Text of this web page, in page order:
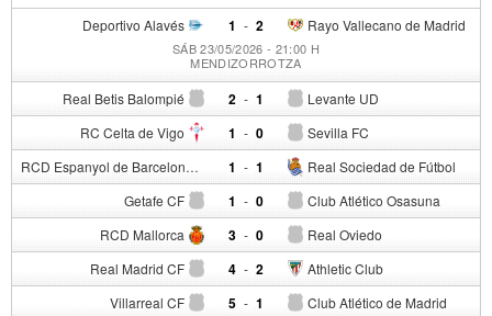
Deportivo Alavés 1 - Rayo Vallecano de Madrid
2
SÁB 23/05/2026 - 21:00 H
MENDIZORROTZA
Real Betis Balompié 2 - Levante UD
1
RC Celta de Vigo 1 - Sevilla FC
0
RCD Espanyol de Barcelona 1 - Real Sociedad de Fútbol
1
Getafe CF 1 - Club Atlético Osasuna
0
RCD Mallorca 3 - Real Oviedo
0
Real Madrid CF 4 - Athletic Club
2
Villarreal CF 5 - Club Atlético de Madrid
1